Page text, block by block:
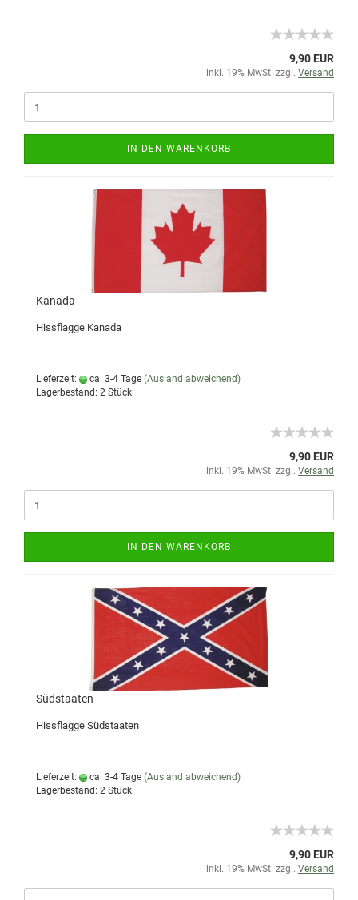
9,90 EUR
inkl. 19% MwSt. zzgl. Versand
IN DEN WARENKORB
Kanada
Hissflagge Kanada
Lieferzeit: ca. 3-4 Tage (Ausland abweichend)
Lagerbestand: 2 Stück
9,90 EUR
inkl. 19% MwSt. zzgl. Versand
IN DEN WARENKORB
Südstaaten
Hissflagge Südstaaten
Lieferzeit: ca. 3-4 Tage (Ausland abweichend)
Lagerbestand: 2 Stück
9,90 EUR
inkl. 19% MwSt. zzgl. Versand